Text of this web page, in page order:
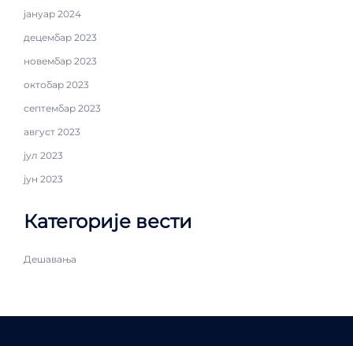
јануар 2024
децембар 2023
новембар 2023
октобар 2023
септембар 2023
август 2023
јул 2023
јун 2023
Категорије вести
Дешавања